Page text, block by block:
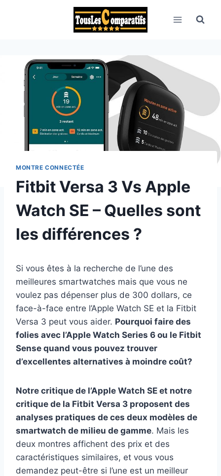
MONTRE CONNECTÉE
Fitbit Versa 3 Vs Apple
Watch SE – Quelles sont
les différences ?
Si vous êtes à la recherche de l’une des
meilleures smartwatches mais que vous ne
voulez pas dépenser plus de 300 dollars, ce
face-à-face entre l’Apple Watch SE et la Fitbit
Versa 3 peut vous aider. Pourquoi faire des
folies avec l’Apple Watch Series 6 ou le Fitbit
Sense quand vous pouvez trouver
d’excellentes alternatives à moindre coût?
Notre critique de l’Apple Watch SE et notre
critique de la Fitbit Versa 3 proposent des
analyses pratiques de ces deux modèles de
smartwatch de milieu de gamme. Mais les
deux montres affichent des prix et des
caractéristiques similaires, et vous vous
demandez peut-être si l’une est un meilleur